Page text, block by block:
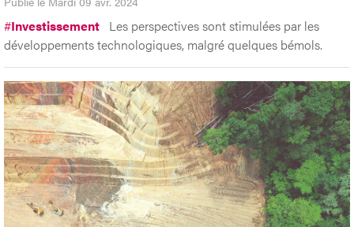
#Investissement Les perspectives sont stimulées par les
développements technologiques, malgré quelques bémols.